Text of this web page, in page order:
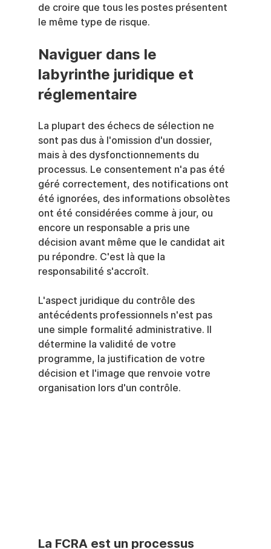
de croire que tous les postes présentent
le même type de risque.
Naviguer dans le
labyrinthe juridique et
réglementaire
La plupart des échecs de sélection ne
sont pas dus à l'omission d'un dossier,
mais à des dysfonctionnements du
processus. Le consentement n'a pas été
géré correctement, des notifications ont
été ignorées, des informations obsolètes
ont été considérées comme à jour, ou
encore un responsable a pris une
décision avant même que le candidat ait
pu répondre. C'est là que la
responsabilité s'accroît.
L'aspect juridique du contrôle des
antécédents professionnels n'est pas
une simple formalité administrative. Il
détermine la validité de votre
programme, la justification de votre
décision et l'image que renvoie votre
organisation lors d'un contrôle.
La FCRA est un processus